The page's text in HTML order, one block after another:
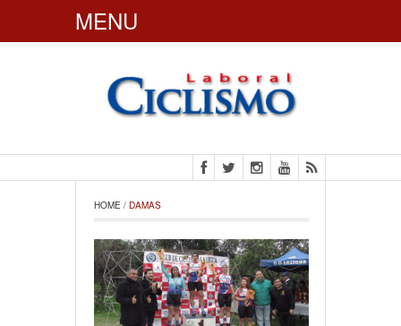
MENU
CiclismoLaboral
HOME / DAMAS